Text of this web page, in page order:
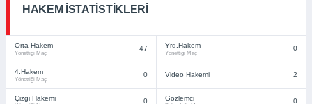
HAKEM İSTATISTIKLERI
Orta Hakem
Yönettiği Maç
47 Yrd.Hakem
Yönettiği Maç
0
4.Hakem
Yönettiği Maç
0 Video Hakemi 2
Çizgi Hakemi 0 Gözlemci 0